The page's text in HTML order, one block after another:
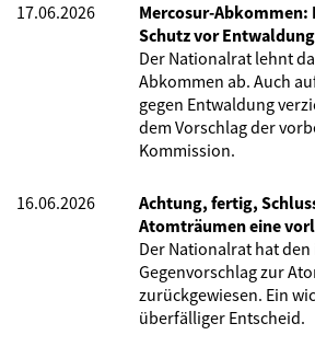
17.06.2026
Mercosur-
Schutz vor
Der Nationalrat lehnt
Abkommen ab. Auch
gegen Entwaldung
dem Vorschlag der
Kommission.
16.06.2026
Achtung, fertig,
Atomträumen eine
Der Nationalrat hat
Gegenvorschlag zur
zurückgewiesen. Ein
überfälliger Entscheid.